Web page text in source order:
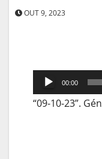
OUT 9, 2023
Reprodutor
de
00:00
“09-10-23”.